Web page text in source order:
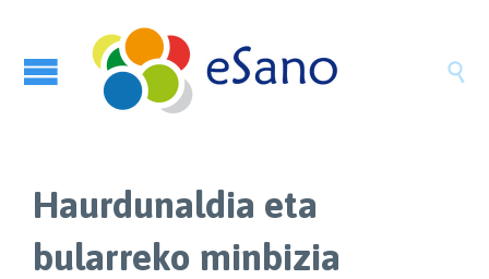

Haurdunaldia eta
bularreko minbizia